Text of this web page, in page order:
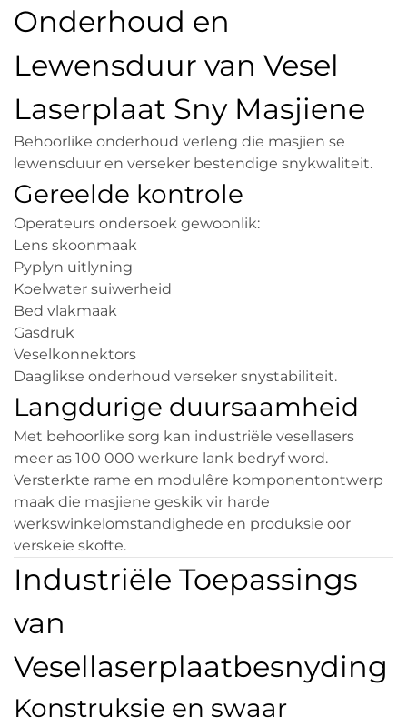
Onderhoud en
Lewensduur van Vesel
Laserplaat Sny Masjiene
Behoorlike onderhoud verleng die masjien se
lewensduur en verseker bestendige snykwaliteit.
Gereelde kontrole
Operateurs ondersoek gewoonlik:
Lens skoonmaak
Pyplyn uitlyning
Koelwater suiwerheid
Bed vlakmaak
Gasdruk
Veselkonnektors
Daaglikse onderhoud verseker snystabiliteit.
Langdurige duursaamheid
Met behoorlike sorg kan industriële vesellasers
meer as 100 000 werkure lank bedryf word.
Versterkte rame en modulêre komponentontwerp
maak die masjiene geskik vir harde
werkswinkelomstandighede en produksie oor
verskeie skofte.
Industriële Toepassings
van
Vesellaserplaatbesnyding
Konstruksie en swaar